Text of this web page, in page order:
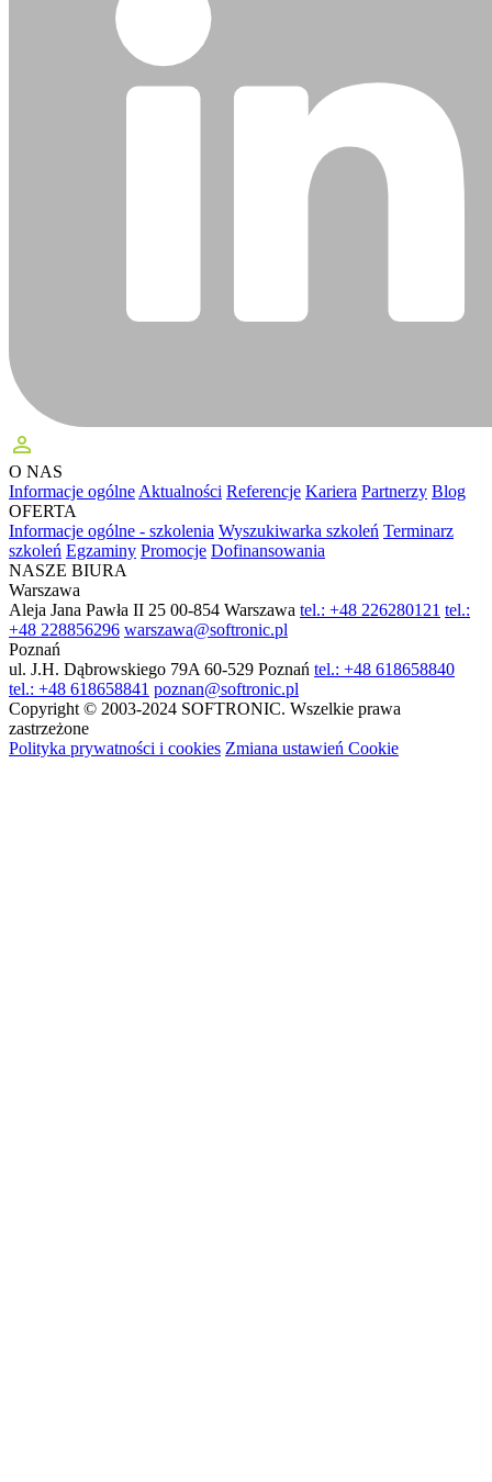
perm_identity
O NAS
Informacje ogólne Aktualności Referencje Kariera Partnerzy Blog
OFERTA
Informacje ogólne - szkolenia Wyszukiwarka szkoleń Terminarz
szkoleń Egzaminy Promocje Dofinansowania
NASZE BIURA
Warszawa
Aleja Jana Pawła II 25 00-854 Warszawa tel.: +48 226280121 tel.:
+48 228856296 warszawa@softronic.pl
Poznań
ul. J.H. Dąbrowskiego 79A 60-529 Poznań tel.: +48 618658840
tel.: +48 618658841 poznan@softronic.pl
Copyright © 2003-2024 SOFTRONIC. Wszelkie prawa
zastrzeżone
Polityka prywatności i cookies Zmiana ustawień Cookie